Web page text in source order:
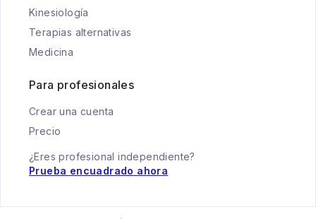
Kinesiología
Terapias alternativas
Medicina
Para profesionales
Crear una cuenta
Precio
¿Eres profesional independiente?
Prueba encuadrado ahora